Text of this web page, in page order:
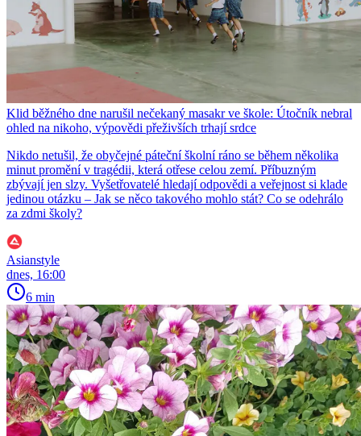
Klid běžného dne narušil nečekaný masakr ve škole: Útočník nebral
ohled na nikoho, výpovědi přeživších trhají srdce
Nikdo netušil, že obyčejné páteční školní ráno se během několika
minut promění v tragédii, která otřese celou zemí. Příbuzným
zbývají jen slzy. Vyšetřovatelé hledají odpovědi a veřejnost si klade
jedinou otázku – Jak se něco takového mohlo stát? Co se odehrálo
za zdmi školy?
Asianstyle
dnes, 16:00
6 min